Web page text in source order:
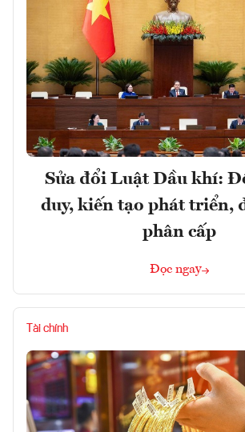
Sửa đổi Luật Dầu khí:
duy, kiến tạo phát triển,
phân cấp
Đọc ngay
Tài chính